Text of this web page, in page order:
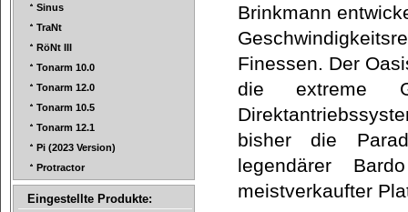
Sinus
TraNt
RöNt III
Tonarm 10.0
Tonarm 12.0
Tonarm 10.5
Tonarm 12.1
Pi (2023 Version)
Protractor
Eingestellte Produkte:
Brinkmann
Finessen. Der
die extreme
bisher die
legendärer
meistverkaufter